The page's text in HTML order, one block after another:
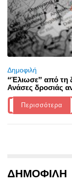
Δημοφιλή
“Έλιωσε” από τη
Ανάσες δροσιάς
Περισσότερα
ΔΗΜΟΦΙΛΗ